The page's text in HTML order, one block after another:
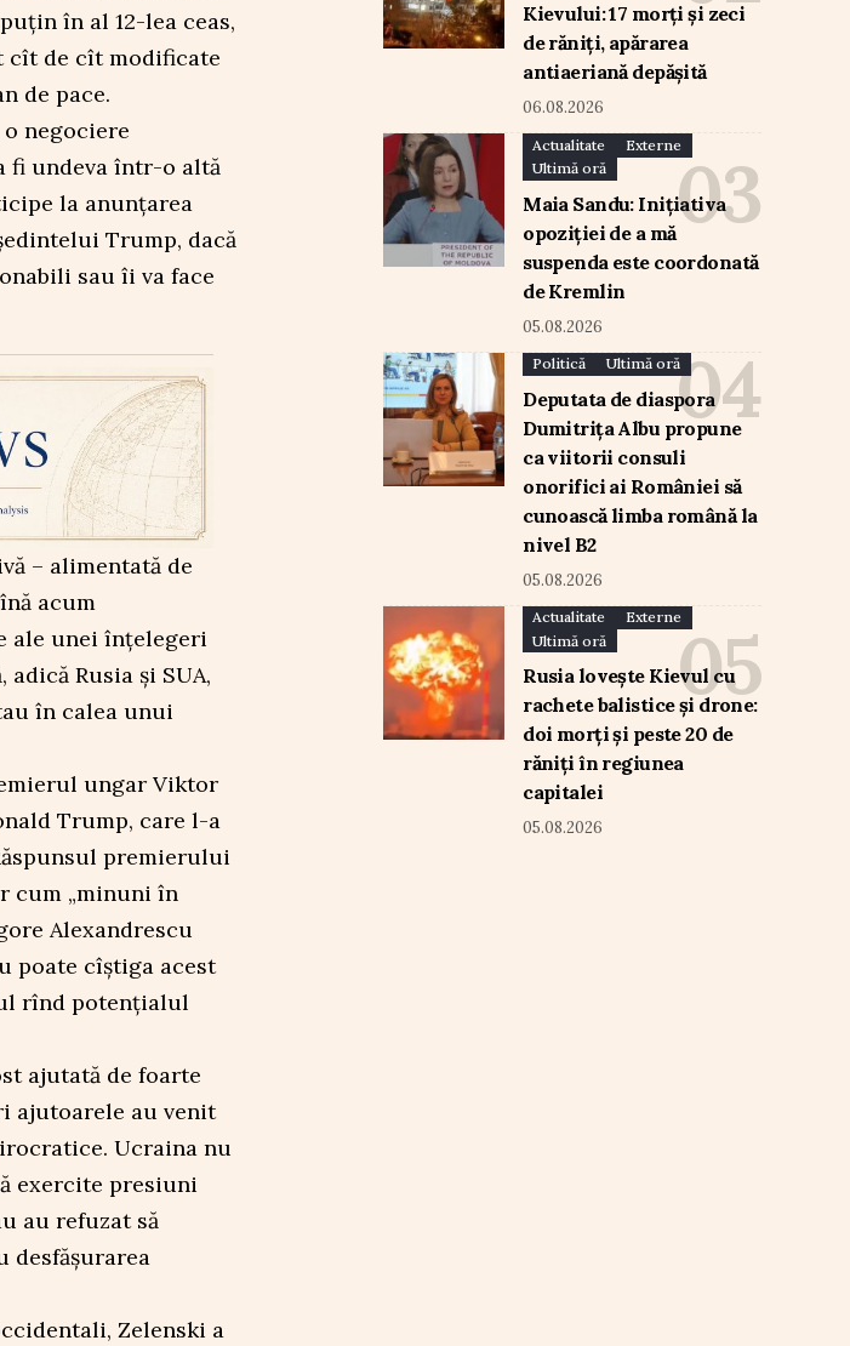
în al 12-lea ceas,
cît de cît modificate
de pace.
negociere
fi undeva într-o altă
la anunțarea
Trump, dacă
sau îi va face
– alimentată de
acum
ale unei înțelegeri
Rusia și SUA,
în calea unui
ungar Viktor
Trump, care l-a
premierului
cum „minuni în
Alexandrescu
poate cîștiga acest
rînd potențialul
ajutată de foarte
ajutoarele au venit
Ucraina nu
exercite presiuni
au refuzat să
desfășurarea
Zelenski a
Kievului: 17 morți și zeci
de răniți, apărarea
antiaeriană depășită
06.08.2026
Actualitate
Externe
Ultimă oră
Maia Sandu: Inițiativa
opoziției de a mă
suspenda este coordonată
de Kremlin
05.08.2026
Politică Ultimă oră
Deputata de diaspora
Dumitrița Albu propune
ca viitorii consuli
onorifici ai României să
cunoască limba română la
nivel B2
05.08.2026
Actualitate
Externe
Ultimă oră
Rusia lovește Kievul cu
rachete balistice și drone:
doi morți și peste 20 de
răniți în regiunea
capitalei
05.08.2026